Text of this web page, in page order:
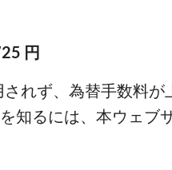
円
れず、為替手数料
知るには、本ウェブ